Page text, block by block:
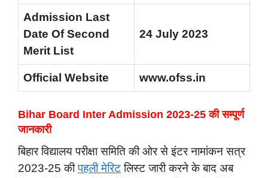
Admission Last
Date Of Second
Merit List
24 July 2023
Official Website www.ofss.in
Bihar Board Inter Admission 2023-25 की सम्पूर्ण
जानकारी
बिहार विद्यालय परीक्षा समिति की ओर से इंटर नामांकन सत्र
2023-25 कीपहली मेरिटलिस्ट जारी करने के बाद अब